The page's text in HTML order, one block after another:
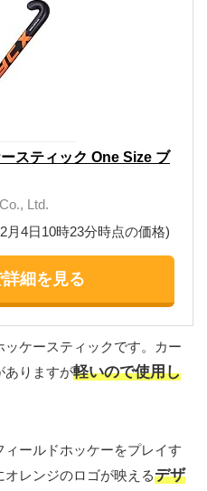
スティック One Size ブ
Ltd.
月4日10時23分時点の価格)
細を見る
ケースティックです。カー
ありますが軽いので使用し
ールドホッケーをプレイす
レンジのロゴが映えるデザ